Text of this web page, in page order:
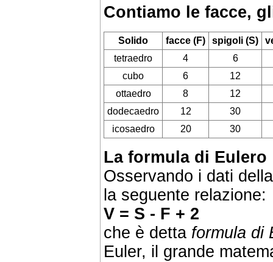
Contiamo le facce,
Solido facce (F) spigoli (S)
tetraedro
4
6
cubo
6
12
ottaedro
8
12
dodecaedro
12
30
icosaedro
20 30
La formula di Eulero
Osservando i dati
la seguente relazione:
V = S - F + 2
che è detta formula di
Euler, il grande